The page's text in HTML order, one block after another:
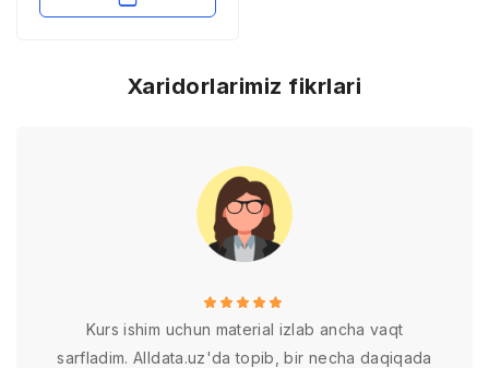
Xaridorlarimiz fikrlari
Kurs ishim uchun material izlab ancha vaqt
sarfladim. Alldata.uz'da topib, bir necha daqiqada